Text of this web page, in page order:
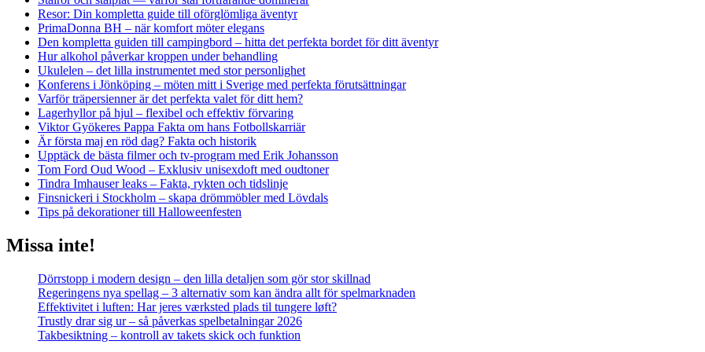
Resor: Din kompletta guide till oförglömliga äventyr
PrimaDonna BH – när komfort möter elegans
Den kompletta guiden till campingbord – hitta det perfekta bordet för ditt äventyr
Hur alkohol påverkar kroppen under behandling
Ukulelen – det lilla instrumentet med stor personlighet
Konferens i Jönköping – möten mitt i Sverige med perfekta förutsättningar
Varför träpersienner är det perfekta valet för ditt hem?
Lagerhyllor på hjul – flexibel och effektiv förvaring
Viktor Gyökeres Pappa Fakta om hans Fotbollskarriär
Är första maj en röd dag? Fakta och historik
Upptäck de bästa filmer och tv-program med Erik Johansson
Tom Ford Oud Wood – Exklusiv unisexdoft med oudtoner
Tindra Imhauser leaks – Fakta, rykten och tidslinje
Finsnickeri i Stockholm – skapa drömmöbler med Lövdals
Tips på dekorationer till Halloweenfesten
Missa inte!
Dörrstopp i modern design – den lilla detaljen som gör stor skillnad
Regeringens nya spellag – 3 alternativ som kan ändra allt för spelmarknaden
Effektivitet i luften: Har jeres værksted plads til tungere løft?
Trustly drar sig ur – så påverkas spelbetalningar 2026
Takbesiktning – kontroll av takets skick och funktion